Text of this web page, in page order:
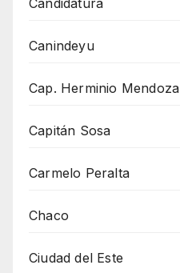
Canindeyu
Cap. Herminio Mendoza
Capitán Sosa
Carmelo Peralta
Chaco
Ciudad del Este